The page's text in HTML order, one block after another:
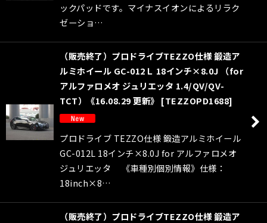
ックパッドです。マイナスイオンによるリラク
ゼーショ…
（販売終了）プロドライブTEZZO仕様 鍛造ア
ルミホイール GC-012Ｌ 18インチ×8.0J （for
アルファロメオ ジュリエッタ 1.4/QV/QV-
TCT）《16.08.29 更新》 [TEZZOPD1688]
プロドライブ TEZZO仕様 鍛造アルミホイール
GC-012L 18インチ×8.0J for アルファロメオ
ジュリエッタ 《車種別個別情報》仕様：
18inch×8…
（販売終了）プロドライブTEZZO仕様 鍛造ア